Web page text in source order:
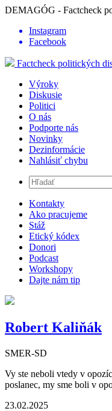
DEMAGÓG - Factcheck
Instagram
Facebook
Factcheck politických
Výroky
Diskusie
Politici
O nás
Podporte nás
Novinky
Dezinformácie
Nahlásiť chybu
Kontakty
Ako pracujeme
Stáž
Etický kódex
Donori
Podcast
Workshopy
Dajte nám tip
Robert Kaliňák
SMER-SD
Vy ste neboli vtedy v
poslanec, my sme boli v
23.02.2025